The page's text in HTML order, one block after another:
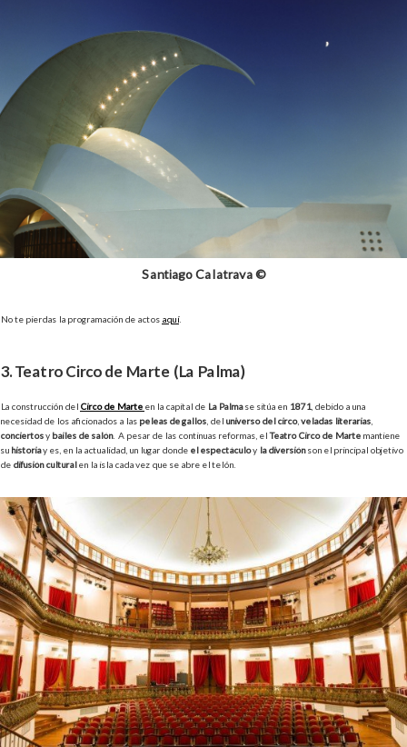
Santiago Calatrava ©
No te pierdas la programación de actos aquí.
3. Teatro Circo de Marte (La Palma)
La construcción del Circo de Marte en la capital de La Palmase sitúa en 1871 , debido a una
necesidad de los aficionados a las peleas de gallos , del universo del circo, veladas literarias
conciertosy bailes de salón. A pesar de las continuas reformas, elTeatro Circo de Marte mantiene
su historiay es, en la actualidad, un lugar donde el espectáculoy la diversiónson el principal objetivo
de difusión culturalen la isla cada vez que se abre el telón.